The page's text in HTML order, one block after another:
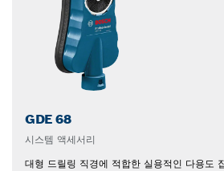
GDE 68
시스템 액세서리
대형 드릴링 직경에 적합한 실용적인 다용도